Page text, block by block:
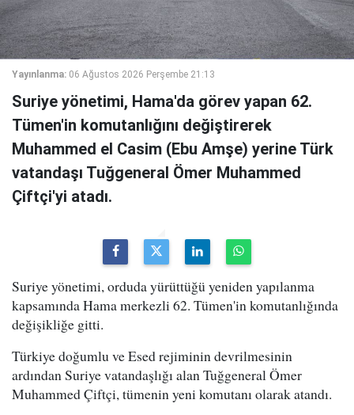
Yayınlanma: 06 Ağustos 2026 Perşembe 21:13
Suriye yönetimi, Hama'da görev yapan 62.
Tümen'in komutanlığını değiştirerek
Muhammed el Casim (Ebu Amşe) yerine Türk
vatandaşı Tuğgeneral Ömer Muhammed
Çiftçi'yi atadı.
Suriye yönetimi, orduda yürüttüğü yeniden yapılanma
kapsamında Hama merkezli 62. Tümen'in komutanlığında
değişikliğe gitti.
Türkiye doğumlu ve Esed rejiminin devrilmesinin
ardından Suriye vatandaşlığı alan Tuğgeneral Ömer
Muhammed Çiftçi, tümenin yeni komutanı olarak atandı.